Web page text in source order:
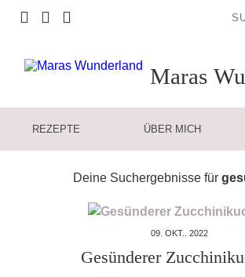
Maras
REZEPTE ÜBER MICH
Deine Suchergebnisse für
09. OKT.. 2022
Gesünderer